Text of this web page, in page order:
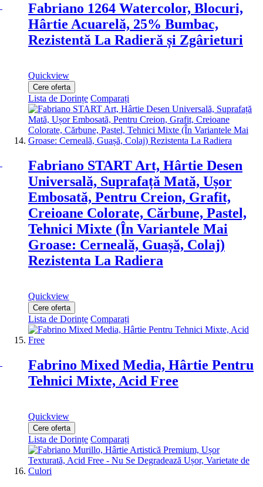
Fabriano 1264 Watercolor, Blocuri,
Hârtie Acuarelă, 25% Bumbac,
Rezistentă La Radieră și Zgârieturi
Quickview
Cere oferta
Lista de Dorințe Comparați
Fabriano START Art, Hârtie Desen
Universală, Suprafață Mată, Ușor
Embosată, Pentru Creion, Grafit,
Creioane Colorate, Cărbune, Pastel,
Tehnici Mixte (În Variantele Mai
Groase: Cerneală, Guașă, Colaj)
Rezistenta La Radiera
Quickview
Cere oferta
Lista de Dorințe Comparați
Fabrino Mixed Media, Hârtie Pentru
Tehnici Mixte, Acid Free
Quickview
Cere oferta
Lista de Dorințe Comparați